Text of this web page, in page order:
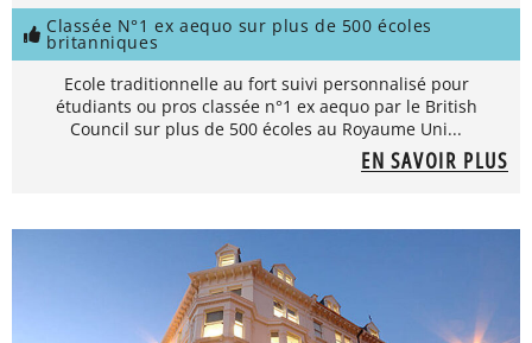
Classée N°1 ex aequo sur plus de 500 écoles
britanniques
Ecole traditionnelle au fort suivi personnalisé pour
étudiants ou pros classée n°1 ex aequo par le British
Council sur plus de 500 écoles au Royaume Uni...
EN SAVOIR PLUS